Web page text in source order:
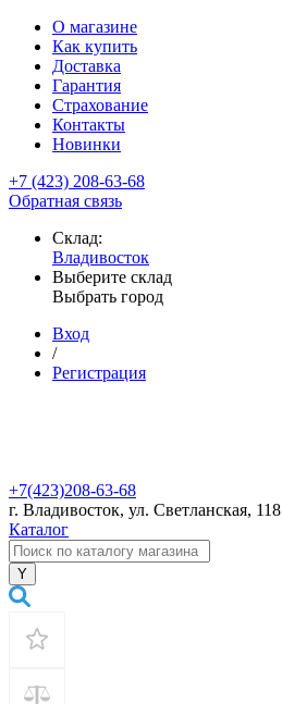
О магазине
Как купить
Доставка
Гарантия
Страхование
Контакты
Новинки
+7 (423) 208-63-68
Обратная связь
Склад:
Владивосток
Выберите склад
Выбрать город
Вход
/
Регистрация
+7(423)208-63-68
г. Владивосток, ул. Светланская, 118
Каталог